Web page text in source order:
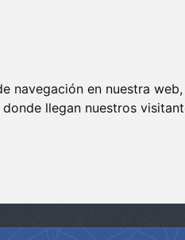
en nuestra
llegan nuestros